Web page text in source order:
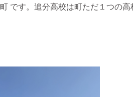
です。追分高校は町ただ１つの高